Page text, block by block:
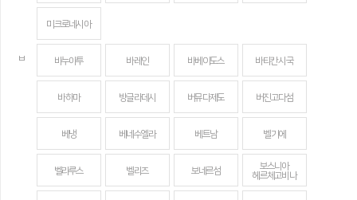
미크로네시아
ㅂ 바누아투 바레인 바베이도스 바티칸 시국
바하마 방글라데시 버뮤다제도 버진고다섬
베냉 베네수엘라 베트남 벨기에
벨라루스 벨리즈 보네르섬
보스니아
헤르체고비나